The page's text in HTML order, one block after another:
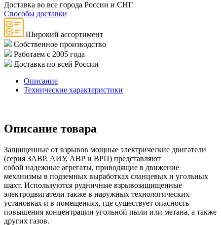
Доставка во все города России и СНГ
Способы доставки
Широкий ассортимент
Собственное производство
Работаем с 2005 года
Доставка по всей России
Описание
Технические характеристики
Описание товара
Защищенные от взрывов мощные электрические двигатели
(серия ЗАВР, АИУ, АВР и ВРП) представляют
собой надежные агрегаты, приводящие в движение
механизмы в подземных выработках сланцевых и угольных
шахт. Используются рудничные взрывозащищенные
электродвигатели также в наружных технологических
установках и в помещениях, где существует опасность
повышения концентрации угольной пыли или метана, а также
других газов.